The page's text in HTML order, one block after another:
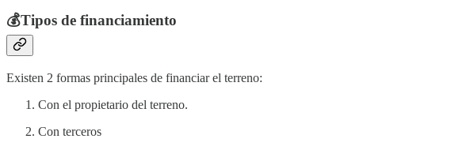
💰Tipos de financiamiento
Existen 2 formas principales de financiar el terreno:
Con el propietario del terreno.
Con terceros